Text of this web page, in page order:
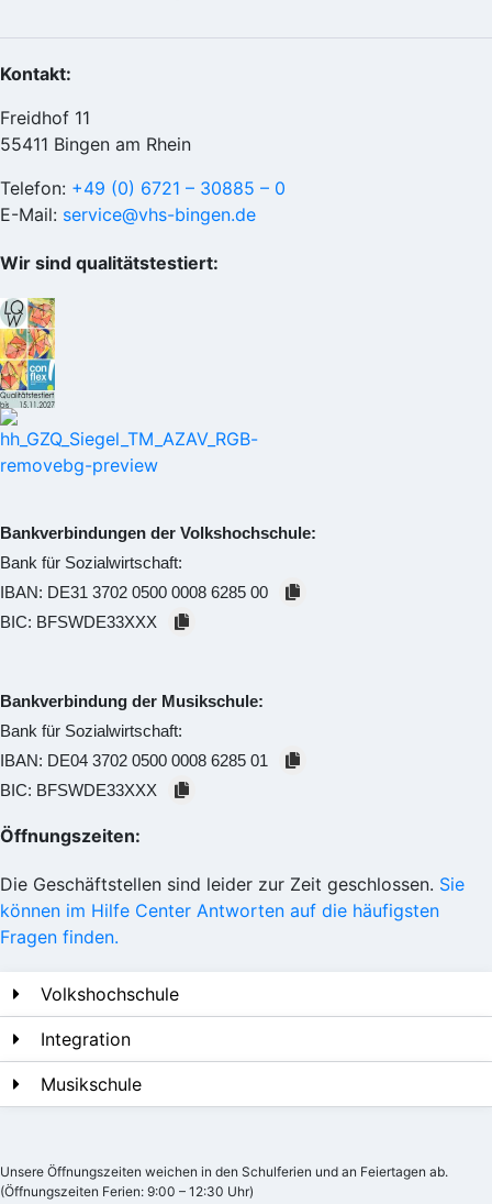
Kontakt:
Freidhof 11
55411 Bingen am Rhein
Telefon: +49 (0) 6721 – 30885 – 0
E-Mail: service@vhs-bingen.de
Wir sind qualitätstestiert:
Bankverbindungen der Volkshochschule:
Bank für Sozialwirtschaft:
IBAN: DE31 3702 0500 0008 6285 00
BIC: BFSWDE33XXX
Bankverbindung der Musikschule:
Bank für Sozialwirtschaft:
IBAN: DE04 3702 0500 0008 6285 01
BIC: BFSWDE33XXX
Öffnungszeiten:
Die Geschäftstellen sind leider zur Zeit geschlossen. Sie
können im Hilfe Center Antworten auf die häufigsten
Fragen finden.
Volkshochschule
Integration
Musikschule
Unsere Öffnungszeiten weichen in den Schulferien und an Feiertagen ab.
(Öffnungszeiten Ferien: 9:00 – 12:30 Uhr)